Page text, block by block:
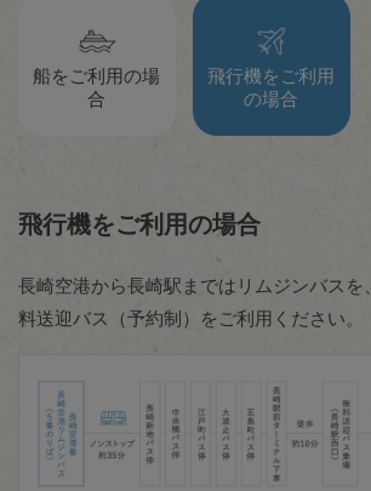
船をご利用の場
合
飛行機をご利用
の場合
飛行機をご利用の場合
長崎空港から長崎駅まではリムジンバスを、
料送迎バス（予約制）をご利用ください。